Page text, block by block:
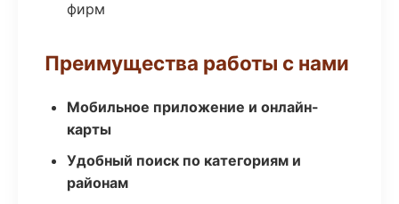
фирм
Преимущества работы с нами
Мобильное приложение и онлайн-
карты
Удобный поиск по категориям и
районам